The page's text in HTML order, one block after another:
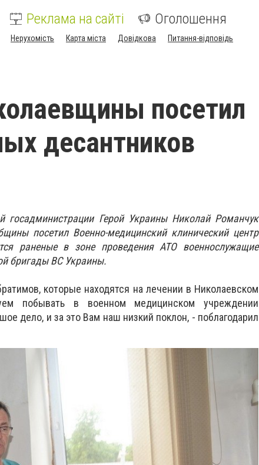
Реклама на сайті Оголошення
Нерухомість Карта міста Довідкова Питання-відповідь
посетил
десантников
госадминистрации Герой Украины Николай Романчук
посетил Военно-медицинский клинический центр
раненые в зоне проведения АТО военнослужащие
бригады ВС Украины.
которые находятся на лечении в Николаевском
побывать в военном медицинском учреждении
дело, и за это Вам наш низкий поклон, - поблагодарил